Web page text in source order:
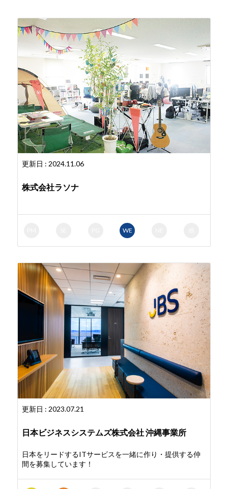
更新日 : 2024.11.06
株式会社ラソナ
WE
更新日 : 2023.07.21
日本ビジネスシステムズ株式会社 沖縄事業所
日本をリードするITサービスを一緒に作り・提供する仲
間を募集しています！